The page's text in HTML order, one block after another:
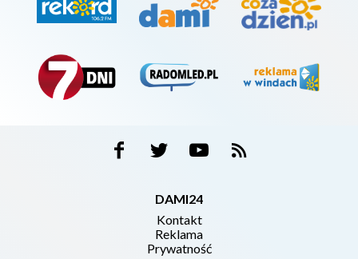
DAMI24
Kontakt
Reklama
Prywatność